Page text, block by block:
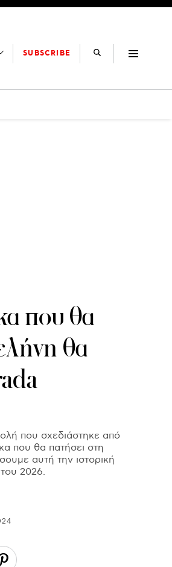
SUBSCRIBE
που θα
θα
που σχεδιάστηκε από
που θα πατήσει στη
αυτή την ιστορική
2026.